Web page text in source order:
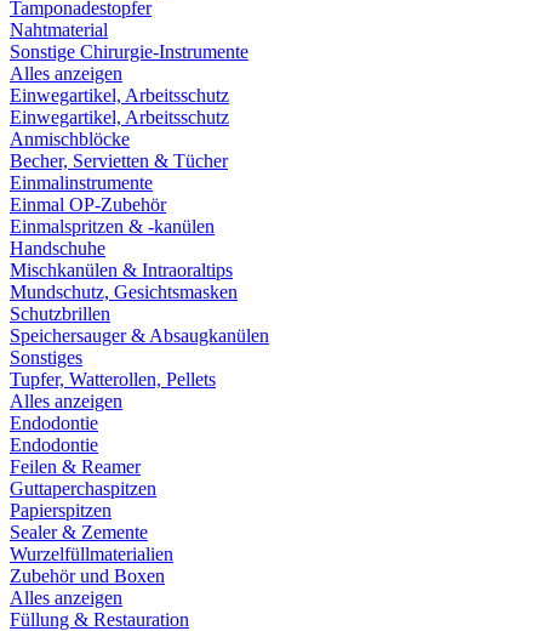
Tamponadestopfer
Nahtmaterial
Sonstige Chirurgie-Instrumente
Alles anzeigen
Einwegartikel, Arbeitsschutz
Einwegartikel, Arbeitsschutz
Anmischblöcke
Becher, Servietten & Tücher
Einmalinstrumente
Einmal OP-Zubehör
Einmalspritzen & -kanülen
Handschuhe
Mischkanülen & Intraoraltips
Mundschutz, Gesichtsmasken
Schutzbrillen
Speichersauger & Absaugkanülen
Sonstiges
Tupfer, Watterollen, Pellets
Alles anzeigen
Endodontie
Endodontie
Feilen & Reamer
Guttaperchaspitzen
Papierspitzen
Sealer & Zemente
Wurzelfüllmaterialien
Zubehör und Boxen
Alles anzeigen
Füllung & Restauration